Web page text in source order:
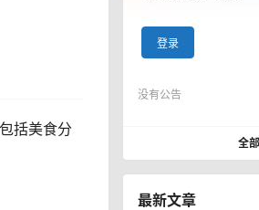
括美食分
登录
没有公告
全
最新文章